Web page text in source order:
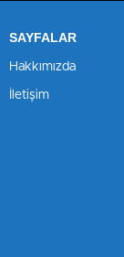
SAYFALAR
Hakkımızda
İletişim